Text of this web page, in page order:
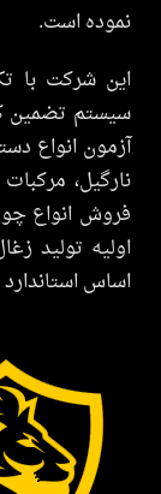
است.
شرکت با تکیه به
تضمین کیفیت
انواع دستگاه
مرکبات و ..)
انواع چوب (
تولید زغال،
استاندارد های